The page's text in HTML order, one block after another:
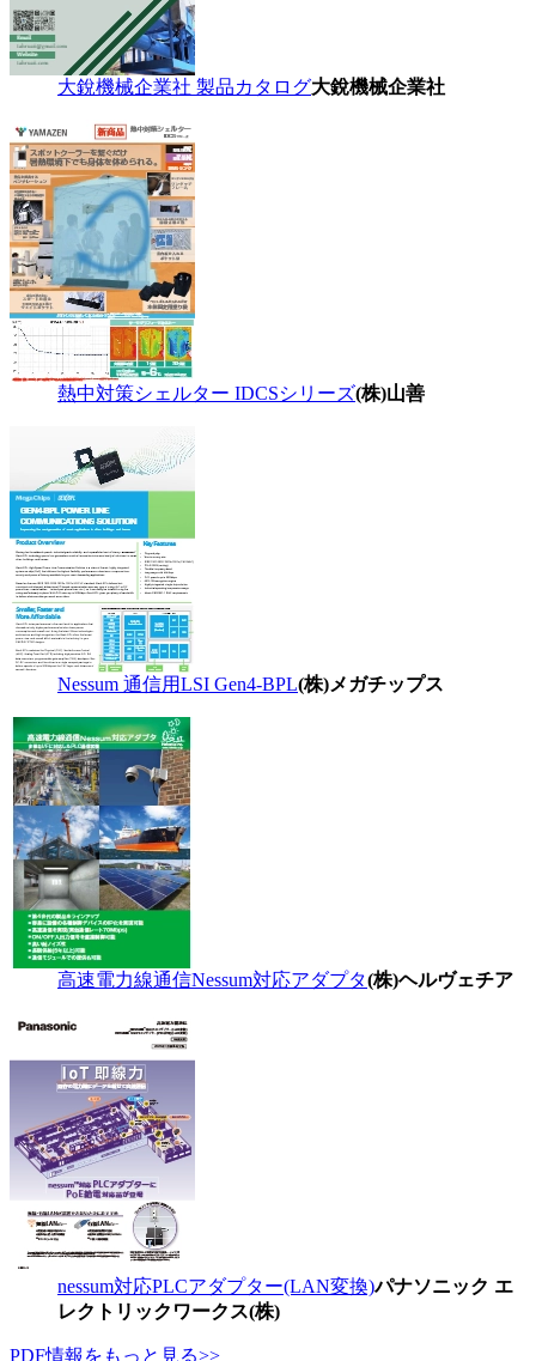
大銳機械企業社 製品カタログ大銳機械企業社
熱中対策シェルター IDCSシリーズ(株)山善
Nessum 通信用LSI Gen4-BPL(株)メガチップス
高速電力線通信Nessum対応アダプタ(株)ヘルヴェチア
nessum対応PLCアダプター(LAN変換)パナソニック エ
レクトリックワークス(株)
PDF情報をもっと見る>>